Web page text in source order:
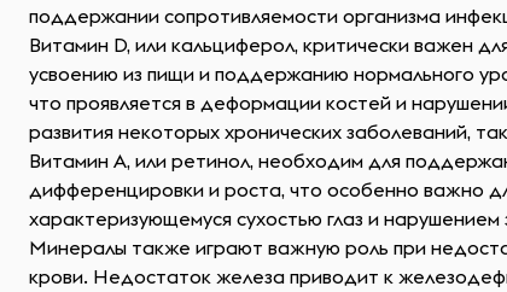
поддержании сопротивляемости организма
Витамин D, или кальциферол, критически важен
усвоению из пищи и поддержанию нормального
что проявляется в деформации костей и
развития некоторых хронических заболеваний,
Витамин A, или ретинол, необходим для
дифференцировки и роста, что особенно важно
характеризующемуся сухостью глаз и нарушением
Минералы также играют важную роль при
крови. Недостаток железа приводит к